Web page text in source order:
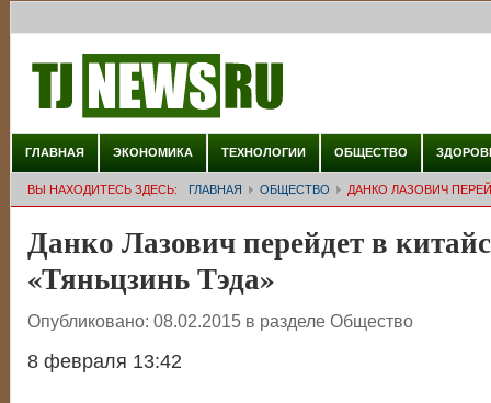
ГЛАВНАЯ ЭКОНОМИКА ТЕХНОЛОГИИ ОБЩЕСТВО
ВЫ НАХОДИТЕСЬ ЗДЕСЬ: ГЛАВНАЯ ОБЩЕСТВО ДАНКО ЛАЗОВИЧ
Данко Лазович перейдет в
«Тяньцзинь Тэда»
Опубликовано: 08.02.2015 в разделе Общество
8 февраля 13:42